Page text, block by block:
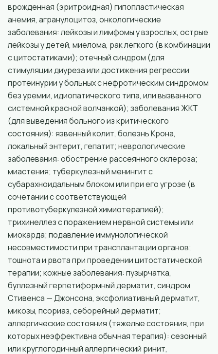
врожденная (эритроидная) гипопластическая
анемия, агранулоцитоз, онкологические
заболевания: лейкозы и лимфомы у взрослых, острые
лейкозы у детей, миелома, рак легкого (в комбинации
с цитостатиками); отечный синдром (для
стимуляции диуреза или достижения регрессии
протеинурии у больных с нефротическим синдромом
без уремии, идиопатического типа, или вызванного
системной красной волчанкой); заболевания ЖКТ
(для выведения больного из критического
состояния): язвенный колит, болезнь Крона,
локальный энтерит, гепатит; неврологические
заболевания: обострение рассеянного склероза;
миастения; туберкулезный менингит с
субарахноидальным блоком или при его угрозе (в
сочетании с соответствующей
противотуберкулезной химиотерапией);
трихинеллез с поражением нервной системы или
миокарда; подавление иммунологической
несовместимости при трансплантации органов;
тошнота и рвота при проведении цитостатической
терапии; кожные заболевания: пузырчатка,
буллезный герпетиформный дерматит, синдром
Стивенса — Джонсона, эксфолиативный дерматит,
микозы, псориаз, себорейный дерматит;
аллергические состояния (тяжелые состояния, при
которых неэффективна обычная терапия): сезонный
или круглогодичный аллергический ринит,